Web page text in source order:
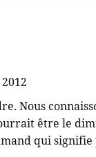
Nous
être le
qui signifie